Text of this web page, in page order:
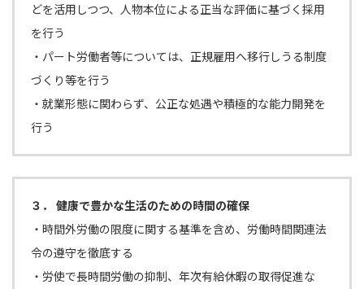
どを活用しつつ、人物本位による正当な評価に基づく採用
を行う
・パート労働者等については、正規雇用へ移行しうる制度
づくり等を行う
・就業形態に関わらず、公正な処遇や積極的な能力開発を
行う
３． 健康で豊かな生活のための時間の確保
・時間外労働の限度に関する基準を含め、労働時間関連法
令の遵守を徹底する
・労使で長時間労働の抑制、年次有給休暇の取得促進な